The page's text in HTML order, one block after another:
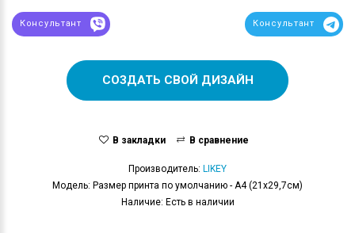
Консультант Консультант
СОЗДАТЬ СВОЙ ДИЗАЙН
В закладки В сравнение
Производитель: LIKEY
Модель: Размер принта по умолчанию - А4 (21x29,7см)
Наличие: Есть в наличии